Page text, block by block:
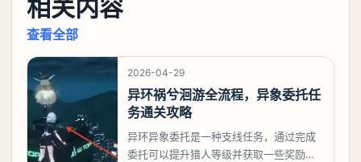
查看全部
2026-04-29
异环祸兮洄游全流程，异象委托任
务通关攻略
异环异象委托是一种支线任务，通过完成
委托可以提升猎人等级并获取一些奖励，